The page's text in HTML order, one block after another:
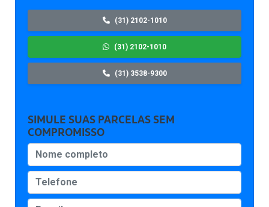
(31) 2102-1010
(31) 2102-1010
(31) 3538-9300
SIMULE SUAS PARCELAS SEM
COMPROMISSO